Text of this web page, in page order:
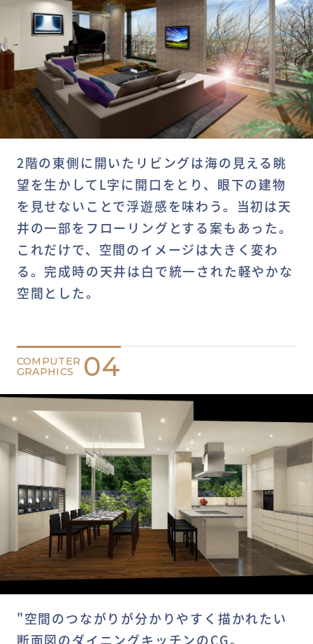
2階の東側に開いたリビングは海の見える眺
望を生かしてL字に開口をとり、眼下の建物
を見せないことで浮遊感を味わう。当初は天
井の一部をフローリングとする案もあった。
これだけで、空間のイメージは大きく変わ
る。完成時の天井は白で統一された軽やかな
空間とした。
COMPUTER
GRAPHICS
04
"空間のつながりが分かりやすく描かれたい
断面図のダイニングキッチンのCG。